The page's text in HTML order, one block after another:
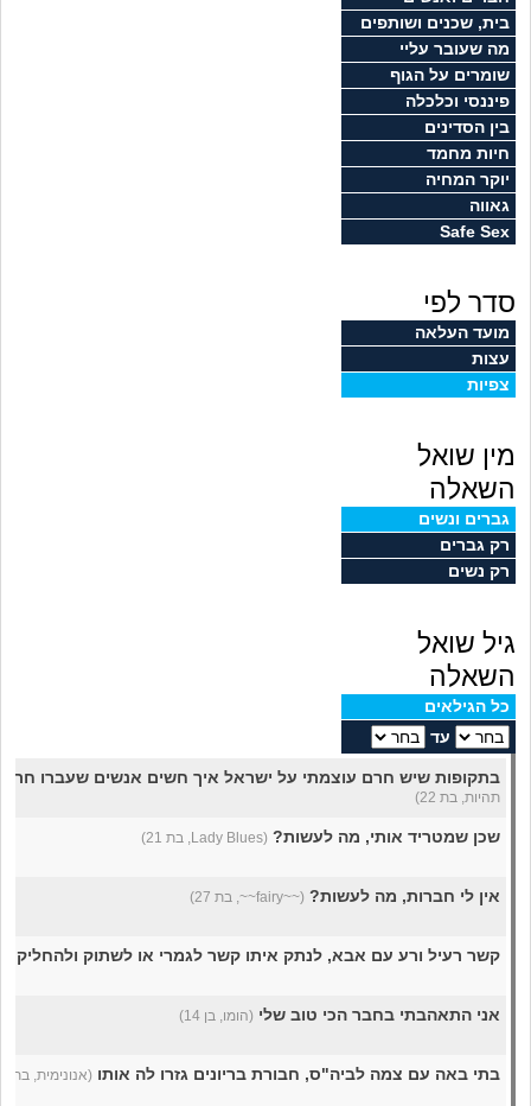
חיות מחמד
יוקר המחיה
גאווה
בית, שכנים ושותפים
מה שעובר עליי
שומרים על הגוף
פיננסי וכלכלה
בין הסדינים
חיות מחמד
יוקר המחיה
גאווה
Safe Sex
סדר לפי
מועד העלאה
עצות
צפיות
מין שואל
השאלה
גברים ונשים
רק גברים
רק נשים
גיל שואל
השאלה
כל הגילאים
עד
בתקופות שיש חרם עוצמתי על ישראל איך חשים אנשים שעברו
תהיות, בת 22)
שכן שמטריד אותי, מה לעשות? (Lady Blues, בת 21)
אין לי חברות, מה לעשות? (~~fairy~~, בת 27)
קשר רעיל ורע עם אבא, לנתק איתו קשר לגמרי או לשתוק ולהחליק?
אני התאהבתי בחבר הכי טוב שלי (הומו, בן 14)
בתי באה עם צמה לביה"ס, חבורת בריונים גזרו לה אותו (אנונימית, בת 38)